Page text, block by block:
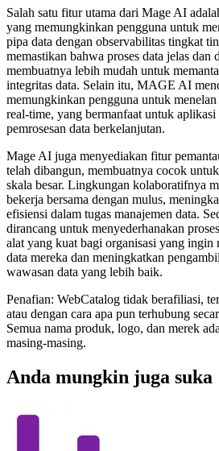
Salah satu fitur utama dari Mage AI
yang memungkinkan pengguna untuk
pipa data dengan observabilitas tingkat
memastikan bahwa proses data jelas dan
membuatnya lebih mudah untuk
integritas data. Selain itu, MAGE AI
memungkinkan pengguna untuk menelan
real-time, yang bermanfaat untuk
pemrosesan data berkelanjutan.
Mage AI juga menyediakan fitur
telah dibangun, membuatnya cocok
skala besar. Lingkungan kolaboratifnya
bekerja bersama dengan mulus,
efisiensi dalam tugas manajemen data.
dirancang untuk menyederhanakan
alat yang kuat bagi organisasi yang ingin
data mereka dan meningkatkan
wawasan data yang lebih baik.
Penafian: WebCatalog tidak berafiliasi,
atau dengan cara apa pun terhubung
Semua nama produk, logo, dan merek
masing-masing.
Anda mungkin juga suka